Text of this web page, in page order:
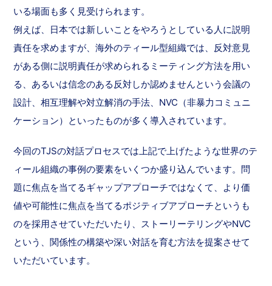
いる場面も多く見受けられます。
例えば、日本では新しいことをやろうとしている人に説明
責任を求めますが、海外のティール型組織では、反対意見
がある側に説明責任が求められるミーティング方法を用い
る、あるいは信念のある反対しか認めませんという会議の
設計、相互理解や対立解消の手法、NVC（非暴力コミュニ
ケーション）といったものが多く導入されています。
今回のTJSの対話プロセスでは上記で上げたような世界のテ
ィール組織の事例の要素をいくつか盛り込んでいます。問
題に焦点を当てるギャップアプローチではなくて、より価
値や可能性に焦点を当てるポジティブアプローチというも
のを採用させていただいたり、ストーリーテリングやNVC
という、関係性の構築や深い対話を育む方法を提案させて
いただいています。